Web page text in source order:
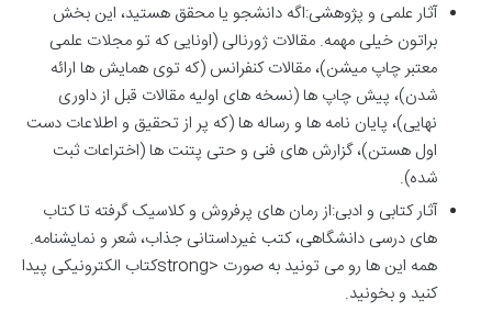
آثار علمی و پژوهشی:اگه دانشجو یا محقق هستید، این بخش
براتون خیلی مهمه. مقالات ژورنالی (اونایی که تو مجلات علمی
معتبر چاپ میشن)، مقالات کنفرانس (که توی همایش ها ارائه
شدن)، پیش چاپ ها (نسخه های اولیه مقالات قبل از داوری
نهایی)، پایان نامه ها و رساله ها (که پر از تحقیق و اطلاعات دست
اول هستن)، گزارش های فنی و حتی پتنت ها (اختراعات ثبت
شده).
آثار کتابی و ادبی:از رمان های پرفروش و کلاسیک گرفته تا کتاب
های درسی دانشگاهی، کتب غیرداستانی جذاب، شعر و نمایشنامه.
همه این ها رو می تونید به صورت <strongکتاب الکترونیکی پیدا
کنید و بخونید.